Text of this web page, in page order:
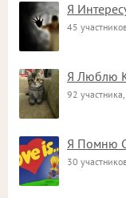
Я
45
Я Люблю
92
Я Помню
30